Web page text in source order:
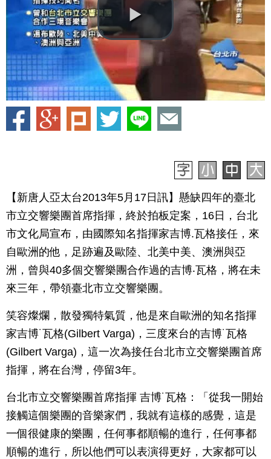
【新唐人亞太台2013年5月17日訊】懸缺四年的臺北
市立交響樂團首席指揮，終於拍板定案，16日，台北
市文化局宣布，由國際知名指揮家吉博.瓦格接任，來
自歐洲的他，足跡遍及歐陸、北美中美、澳洲與亞
洲，曾與40多個交響樂團合作過的吉博‧瓦格，將在未
來三年，帶領臺北市立交響樂團。
笑容燦爛，散發獨特氣質，他是來自歐洲的知名指揮
家吉博˙瓦格(Gilbert Varga)，三度來台的吉博˙瓦格
(Gilbert Varga)，這一次為接任台北市立交響樂團首席
指揮，將在台灣，停留3年。
台北市立交響樂團首席指揮 吉博˙瓦格：「從我一開始
接觸這個樂團的音樂家們，我就有這樣的感覺，這是
一個很健康的樂團，任何事都順暢的進行，任何事都
順暢的進行，所以他們可以表演得更好，大家都可以